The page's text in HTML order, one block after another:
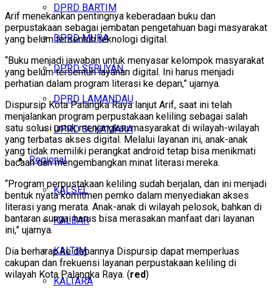
DPRD BARTIM
DPRD MURA
DPRD SERUYAN
DPRD LAMANDAU
DPRD SUKAMARA
Regional
KALSEL
KALBAR
KALTIM
KALTARA
Arif menekankan pentingnya keberadaan buku dan
perpustakaan sebagai jembatan pengetahuan bagi masyarakat
yang belum tersentuh teknologi digital.
“Buku menjadi jawaban untuk menyasar kelompok masyarakat
yang belum tersentuh layanan digital. Ini harus menjadi
perhatian dalam program literasi ke depan,” ujarnya.
Dispursip Kota Palangka Raya lanjut Arif, saat ini telah
menjalankan program perpustakaan keliling sebagai salah
satu solusi untuk menjangkau masyarakat di wilayah-wilayah
yang terbatas akses digital. Melalui layanan ini, anak-anak
yang tidak memiliki perangkat android tetap bisa menikmati
bacaan dan mengembangkan minat literasi mereka.
“Program perpustakaan keliling sudah berjalan, dan ini menjadi
bentuk nyata komitmen pemko dalam menyediakan akses
literasi yang merata. Anak-anak di wilayah pelosok, bahkan di
bantaran sungai harus bisa merasakan manfaat dari layanan
ini,” ujarnya.
Dia berharap ke depannya Dispursip dapat memperluas
cakupan dan frekuensi layanan perpustakaan keliling di
wilayah Kota Palangka Raya. (red)